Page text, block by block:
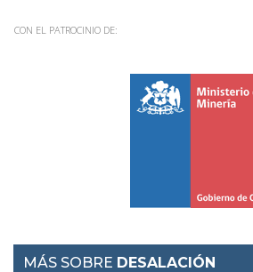
CON EL PATROCINIO DE:
MÁS SOBRE DESALACIÓN